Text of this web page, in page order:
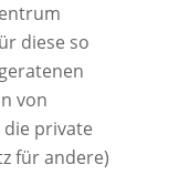
diese so
von
die private
für andere)